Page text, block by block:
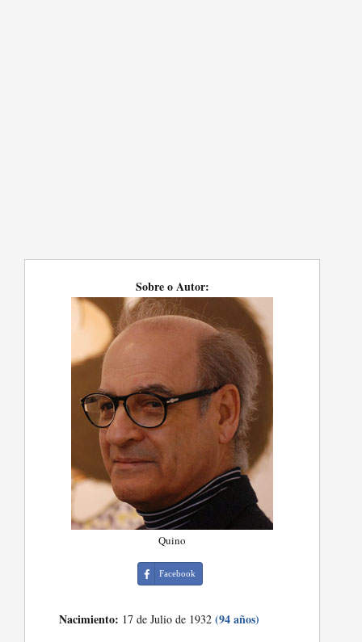
Sobre o Autor:
Quino
Facebook
Nacimiento: 17 de Julio de 1932(94 años)